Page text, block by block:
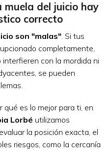
del juicio hay
correcto
son "malas". Si tus
completamente,
con la mordida ni
se pueden
es lo mejor para ti, en
Lorbé utilizamos
la posición exacta, el
riesgos, como la cercanía